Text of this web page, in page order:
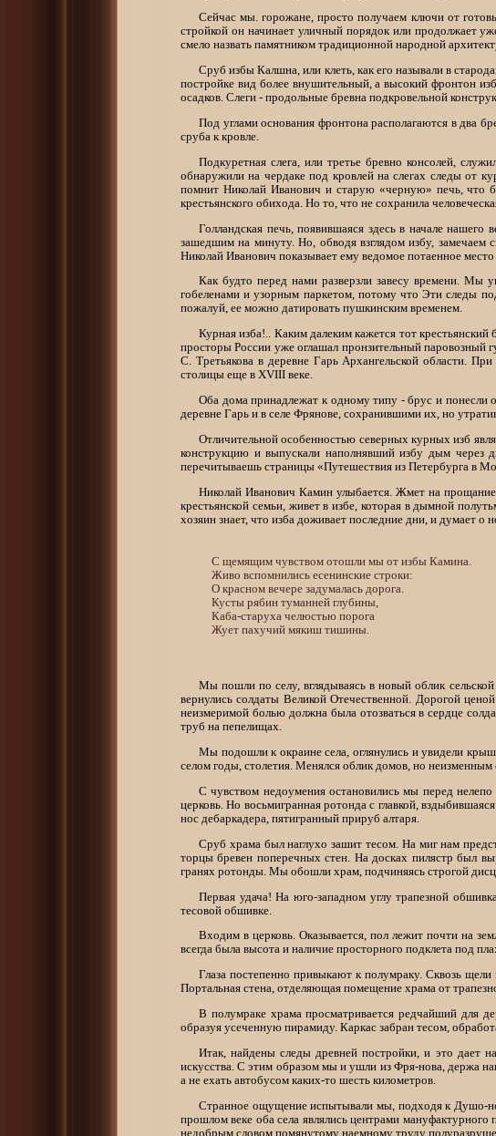
Сейчас мы. горожане, просто получаем ключи от
стройкой он начинает уличный порядок или продолжает
смело назвать памятником традиционной народной
Сруб избы Калшна, или клеть, как его называли в
постройке вид более внушительный, а высокий фронтон
осадков. Слеги - продольные бревна подкровельной
Под углами основания фронтона располагаются в два
сруба к кровле.
Подкуретная слега, или третье бревно консолей,
обнаружили на чердаке под кровлей на слегах следы от
помнит Николай Иванович и старую «черную» печь, что
крестьянского обихода. Но то, что не сохранила
Голландская печь, появившаяся здесь в начале
зашедшим на минуту. Но, обводя взглядом избу,
Николай Иванович показывает ему ведомое потаенное
Как будто перед нами разверзли завесу времени.
гобеленами и узорным паркетом, потому что Эти следы
пожалуй, ее можно датировать пушкинским временем.
Курная изба!.. Каким далеким кажется тот
просторы России уже оглашал пронзительный паровозный
С. Третьякова в деревне Гарь Архангельской области.
столицы еще в XVIII веке.
Оба дома принадлежат к одному типу - брус и понесли
деревне Гарь и в селе Фрянове, сохранившими их, но
Отличительной особенностью северных курных изб
конструкцию и выпускали наполнявший избу дым через
перечитываешь страницы «Путешествия из Петербурга в
Николай Иванович Камин улыбается. Жмет на
крестьянской семьи, живет в избе, которая в дымной
хозяин знает, что изба доживает последние дни, и думает о
Мы пошли по селу, вглядываясь в новый облик
вернулись солдаты Великой Отечественной. Дорогой
неизмеримой болью должна была отозваться в сердце
труб на пепелищах.
Мы подошли к окраине села, оглянулись и увидели
селом годы, столетия. Менялся облик домов, но
С чувством недоумения остановились мы перед
церковь. Но восьмигранная ротонда с главкой,
нос дебаркадера, пятигранный прируб алтаря.
Сруб храма был наглухо зашит тесом. На миг нам
торцы бревен поперечных стен. На досках пилястр был
гранях ротонды. Мы обошли храм, подчиняясь строгой
Первая удача! На юго-западном углу трапезной
тесовой обшивке.
Входим в церковь. Оказывается, пол лежит почти на
всегда была высота и наличие просторного подклета под
Глаза постепенно привыкают к полумраку. Сквозь
Портальная стена, отделяющая помещение храма от
В полумраке храма просматривается редчайший для
образуя усеченную пирамиду. Каркас забран тесом,
Итак, найдены следы древней постройки, и это дает
искусства. С этим образом мы и ушли из Фря-нова, держа
а не ехать автобусом каких-то шесть километров.
Странное ощущение испытывали мы, подходя к Душо-
прошлом веке оба села являлись центрами
недобрым словом помянутому наемному труду